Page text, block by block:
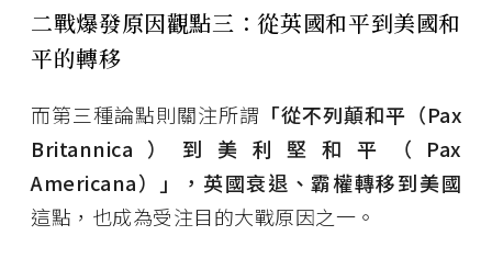
二戰爆發原因觀點三：從英國和平到美國和
平的轉移
而第三種論點則關注所謂 「從不列顛和平（Pax
Britannica）到美利堅和平（Pax
Americana）」，英國衰退、霸權轉移到美國
這點，也成為受注目的大戰原因之一。